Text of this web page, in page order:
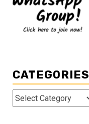
CATEGORIES
Categories